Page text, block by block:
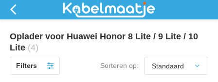
Oplader voor Huawei Honor 8 Lite / 9 Lite / 10
Lite (4)
Filters Sorteren op: